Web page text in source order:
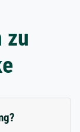
zu